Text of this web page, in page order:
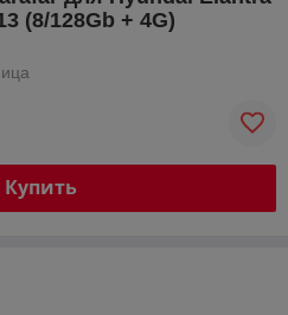
(8/128Gb + 4G)
Купить